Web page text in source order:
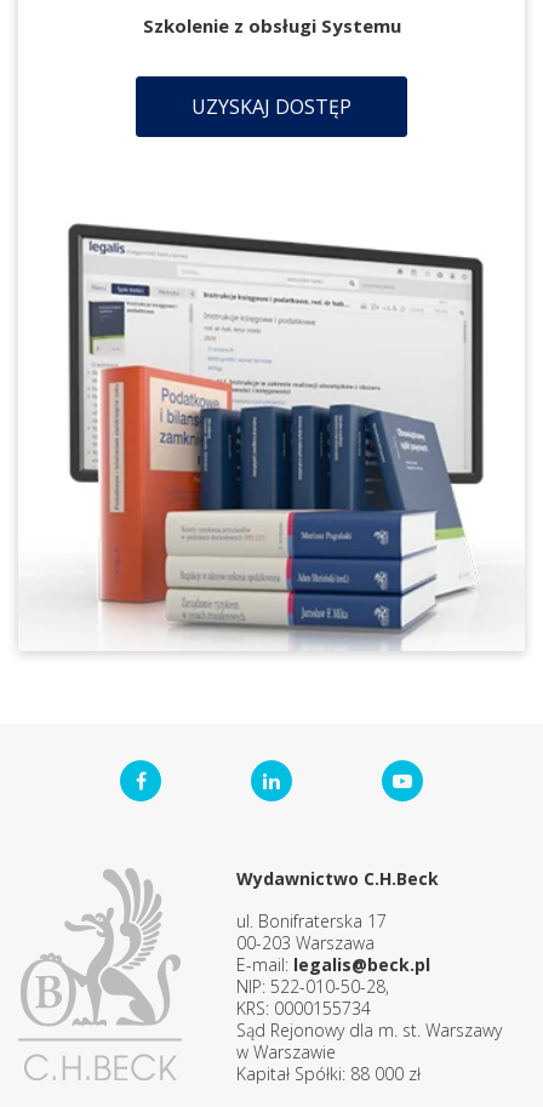
Szkolenie z obsługi Systemu
UZYSKAJ DOSTĘP
Wydawnictwo C.H.Beck
ul. Bonifraterska 17
00-203 Warszawa
E-mail: legalis@beck.pl
NIP: 522-010-50-28,
KRS: 0000155734
Sąd Rejonowy dla m. st. Warszawy
w Warszawie
Kapitał Spółki: 88 000 zł